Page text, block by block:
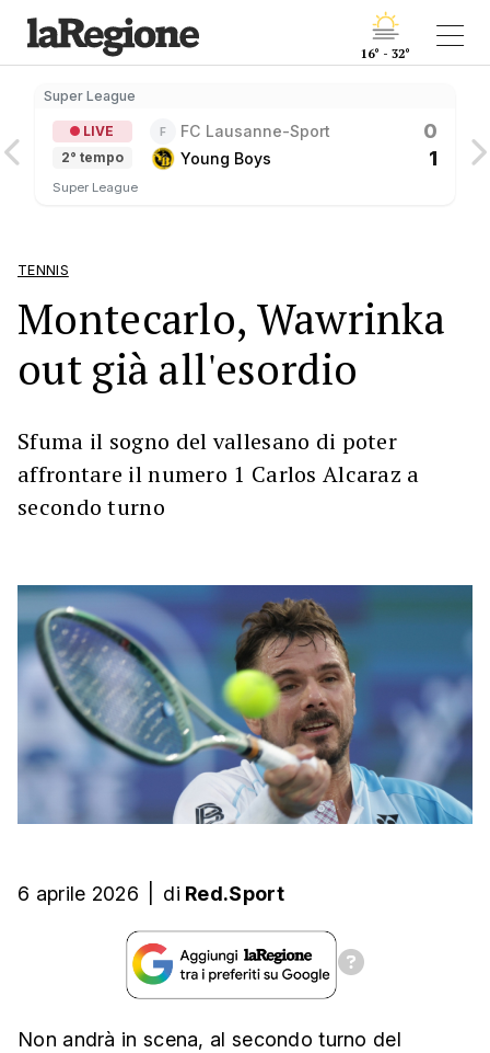
16° - 32°
Super League
LIVE
2° tempo
F FC Lausanne-Sport 0
Young Boys 1
Super League
TENNIS
Montecarlo, Wawrinka
out già all'esordio
Sfuma il sogno del vallesano di poter
affrontare il numero 1 Carlos Alcaraz a
secondo turno
6 aprile 2026 di Red.Sport
Non andrà in scena, al secondo turno del